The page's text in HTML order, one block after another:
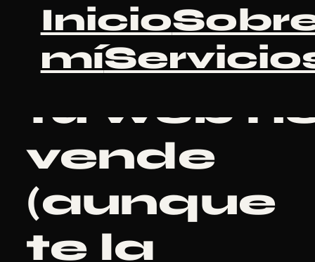
Inicio
mí
Por qué
tu web
vende
(aunque
te la